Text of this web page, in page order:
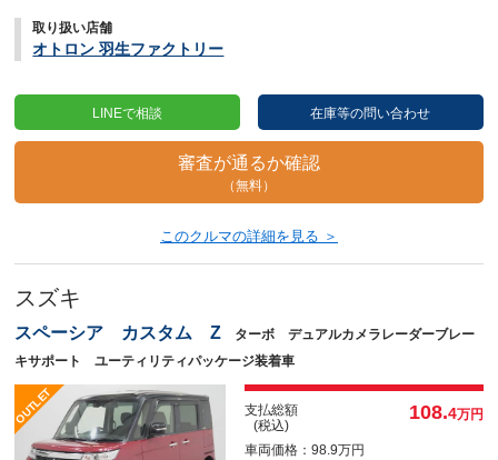
取り扱い店舗
オトロン 羽生ファクトリー
LINEで相談 在庫等の問い合わせ
審査が通るか確認
（無料）
このクルマの詳細を見る ＞
スズキ
スペーシア カスタム Z ターボ デュアルカメラレーダーブレー
キサポート ユーティリティパッケージ装着車
支払総額
(税込)
108.4万円
車両価格：98.9万円